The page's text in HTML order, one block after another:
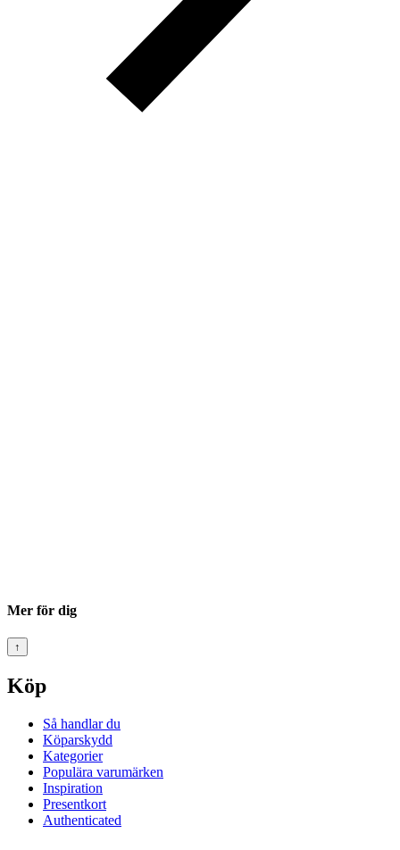
Mer för dig
↑
Köp
Så handlar du
Köparskydd
Kategorier
Populära varumärken
Inspiration
Presentkort
Authenticated